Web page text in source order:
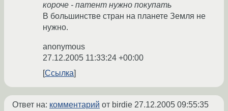
короче - патент нужно покупать
В большинстве стран на планете Земля не
нужно.
anonymous
27.12.2005 11:33:24 +00:00
Ссылка
Ответ на: комментарий от birdie 27.12.2005 09:55:35